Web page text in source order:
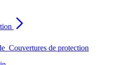
Couvertures de protection